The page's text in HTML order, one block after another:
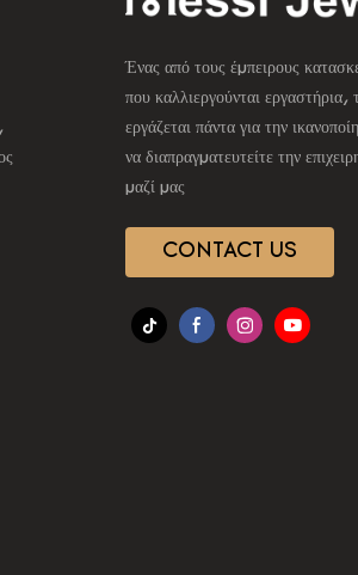
Ένας από τους έμπειρους
που καλλιεργούνται
εργάζεται πάντα για την
να διαπραγματευτείτε την
μαζί μας
CONTACT US